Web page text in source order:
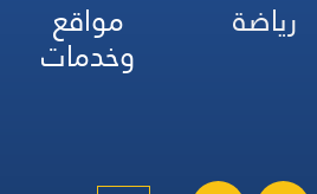
رياضة مواقع
وخدمات